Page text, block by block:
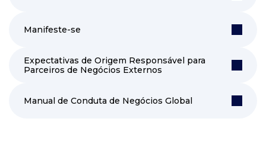
Manifeste-se
Expectativas de Origem Responsável para
Parceiros de Negócios Externos
Manual de Conduta de Negócios Global